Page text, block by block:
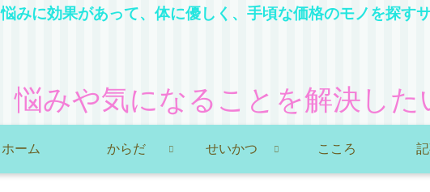
悩みに効果があって、体に優しく、手頃な価格のモノを探す
悩みや気になることを解決した
ホーム からだ せいかつ こころ